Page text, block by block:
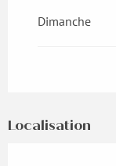
Dimanche
Localisation